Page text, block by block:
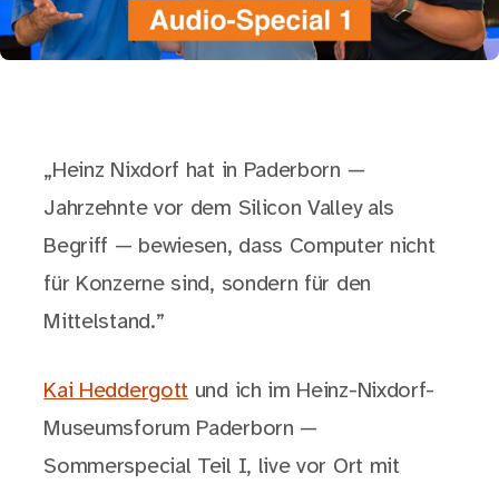
„Heinz Nixdorf hat in Paderborn —
Jahrzehnte vor dem Silicon Valley als
Begriff — bewiesen, dass Computer nicht
für Konzerne sind, sondern für den
Mittelstand.”
Kai Heddergott und ich im Heinz-Nixdorf-
Museumsforum Paderborn —
Sommerspecial Teil I, live vor Ort mit